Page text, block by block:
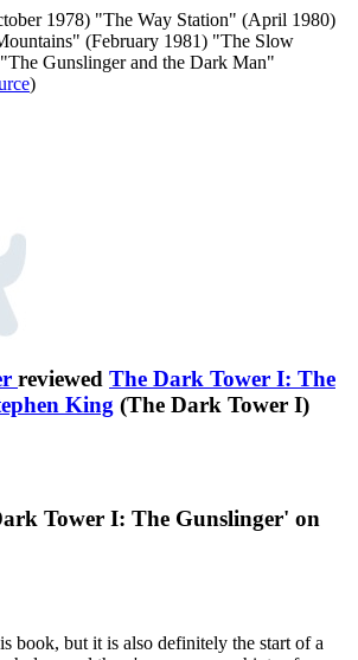
1978) "The Way Station" (April 1980)
(February 1981) "The Slow
Gunslinger and the Dark Man"
)
reviewed The Dark Tower I: The
King (The Dark Tower I)
Tower I: The Gunslinger' on
book, but it is also definitely the start of a